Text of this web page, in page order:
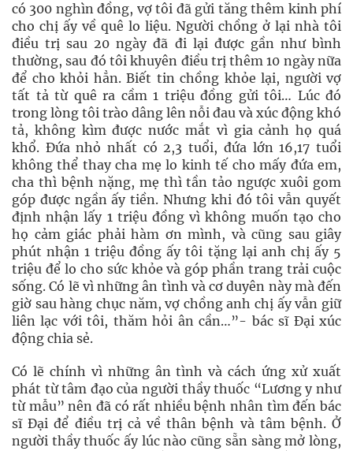
có 300 nghìn đồng, vợ tôi đã gửi tăng thêm kinh phí
cho chị ấy về quê lo liệu. Người chồng ở lại nhà tôi
điều trị sau 20 ngày đã đi lại được gần như bình
thường, sau đó tôi khuyên điều trị thêm 10 ngày nữa
để cho khỏi hẳn. Biết tin chồng khỏe lại, người vợ
tất tả từ quê ra cầm 1 triệu đồng gửi tôi… Lúc đó
trong lòng tôi trào dâng lên nỗi đau và xúc động khó
tả, không kìm được nước mắt vì gia cảnh họ quá
khổ. Đứa nhỏ nhất có 2,3 tuổi, đứa lớn 16,17 tuổi
không thể thay cha mẹ lo kinh tế cho mấy đứa em,
cha thì bệnh nặng, mẹ thì tần tảo ngược xuôi gom
góp được ngần ấy tiền. Nhưng khi đó tôi vẫn quyết
định nhận lấy 1 triệu đồng vì không muốn tạo cho
họ cảm giác phải hàm ơn mình, và cũng sau giây
phút nhận 1 triệu đồng ấy tôi tặng lại anh chị ấy 5
triệu để lo cho sức khỏe và góp phần trang trải cuộc
sống. Có lẽ vì những ân tình và cơ duyên này mà đến
giờ sau hàng chục năm, vợ chồng anh chị ấy vẫn giữ
liên lạc với tôi, thăm hỏi ân cần…”- bác sĩ Đại xúc
động chia sẻ.
Có lẽ chính vì những ân tình và cách ứng xử xuất
phát từ tâm đạo của người thầy thuốc “Lương y như
từ mẫu” nên đã có rất nhiều bệnh nhân tìm đến bác
sĩ Đại để điều trị cả về thân bệnh và tâm bệnh. Ở
người thầy thuốc ấy lúc nào cũng sẵn sàng mở lòng,